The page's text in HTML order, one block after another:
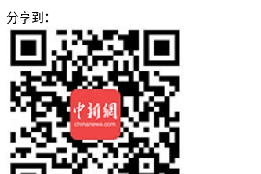
分享到：